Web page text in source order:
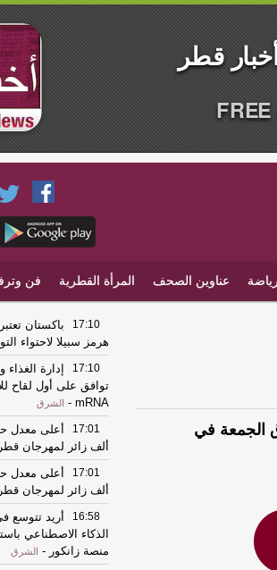
عناوين الصحف المرأة القطرية فن
الجمعة في
17:10
باكستان
هرمز سبيلا لاحتواء
17:10
إدارة الغذاء
توافق على أول لقاح
mRNA
- الشرق
17:01
ألف زائر لمهرجان
17:01
ألف زائر لمهرجان
16:58
أريد تتوسع
الذكاء الاصطناعي
منصة زانكور - الشرق